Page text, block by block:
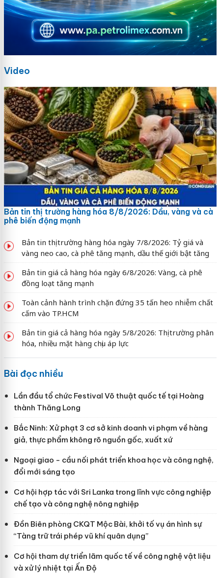
Video
Bản tin thị trường hàng hóa 8/8/2026: Dầu, vàng và cà
phê biến động mạnh
Bản tin thị trường hàng hóa ngày 7/8/2026: Tỷ giá và
vàng neo cao, cà phê tăng mạnh, dầu thế giới bật tăng
Bản tin giá cả hàng hóa ngày 6/8/2026: Vàng, cà phê
đồng loạt tăng mạnh
Toàn cảnh hành trình chặn đứng 35 tấn heo nhiễm chất
cấm vào TP.HCM
Bản tin giá cả hàng hóa ngày 5/8/2026: Thị trường phân
hóa, nhiều mặt hàng chịu áp lực
Bài đọc nhiều
Lần đầu tổ chức Festival Võ thuật quốc tế tại Hoàng
thành Thăng Long
Bắc Ninh: Xử phạt 3 cơ sở kinh doanh vi phạm về hàng
giả, thực phẩm không rõ nguồn gốc, xuất xứ
Ngoại giao - cầu nối phát triển khoa học và công nghệ,
đổi mới sáng tạo
Cơ hội hợp tác với Sri Lanka trong lĩnh vực công nghiệp
chế tạo và công nghệ nông nghiệp
Đồn Biên phòng CKQT Mộc Bài, khởi tố vụ án hình sự
“Tàng trữ trái phép vũ khí quân dụng”
Cơ hội tham dự triển lãm quốc tế về công nghệ vật liệu
và xử lý nhiệt tại Ấn Độ